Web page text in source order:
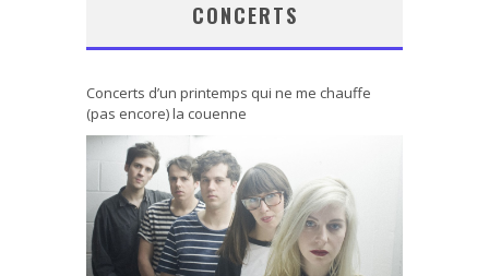
CONCERTS
Concerts d’un printemps qui ne me chauffe
(pas encore) la couenne